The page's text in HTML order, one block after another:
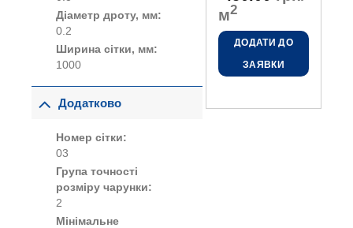
м2
ДОДАТИ ДО
ЗАЯВКИ
Діаметр дроту, мм:
0.2
Ширина сітки, мм:
1000
Додатково
Номер сітки:
03
Група точності
розміру чарунки:
2
Мінімальне